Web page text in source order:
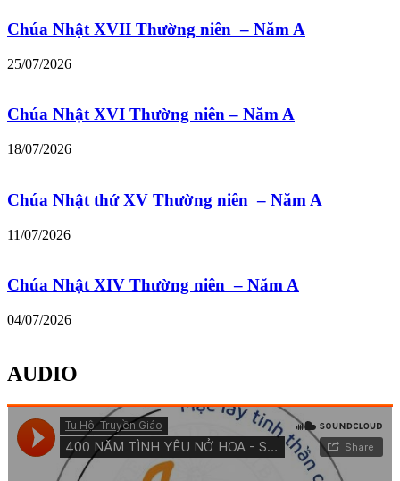
Chúa Nhật XVII Thường niên – Năm A
25/07/2026
Chúa Nhật XVI Thường niên – Năm A
18/07/2026
Chúa Nhật thứ XV Thường niên – Năm A
11/07/2026
Chúa Nhật XIV Thường niên – Năm A
04/07/2026
AUDIO